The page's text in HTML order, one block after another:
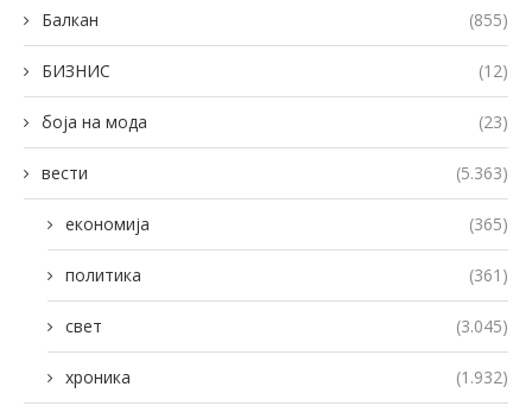
Балкан (855)
БИЗНИС (12)
боја на мода (23)
вести (5.363)
економија (365)
политика (361)
свет (3.045)
хроника (1.932)